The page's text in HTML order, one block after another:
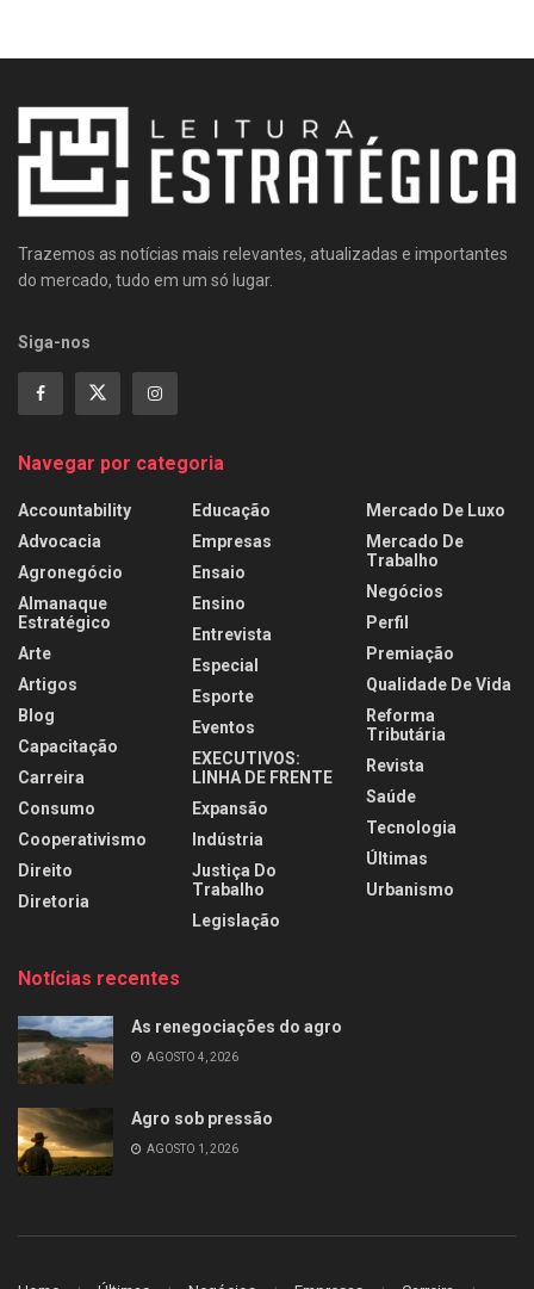
Trazemos as notícias mais relevantes, atualizadas e importantes
do mercado, tudo em um só lugar.
Siga-nos
Navegar por categoria
Accountability
Advocacia
Agronegócio
Almanaque
Estratégico
Arte
Artigos
Blog
Capacitação
Carreira
Consumo
Cooperativismo
Direito
Diretoria
Educação
Empresas
Ensaio
Ensino
Entrevista
Especial
Esporte
Eventos
EXECUTIVOS:
LINHA DE FRENTE
Expansão
Indústria
Justiça Do
Trabalho
Legislação
Mercado De Luxo
Mercado De
Trabalho
Negócios
Perfil
Premiação
Qualidade De Vida
Reforma
Tributária
Revista
Saúde
Tecnologia
Últimas
Urbanismo
Notícias recentes
As renegociações do agro
AGOSTO 4, 2026
Agro sob pressão
AGOSTO 1, 2026